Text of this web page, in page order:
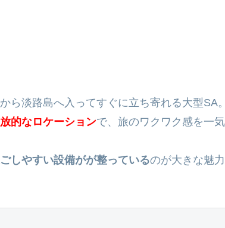
ら淡路島へ入ってすぐに立ち寄れる大型SA。
的なロケーションで、旅のワクワク感を一気
しやすい設備がが整っているのが大きな魅力